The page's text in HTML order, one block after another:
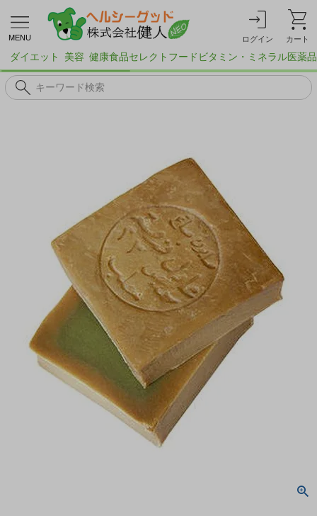
MENU ログイン カート
ダイエット 美容 健康食品セレクトフード ビタミン・ミネラル医薬品